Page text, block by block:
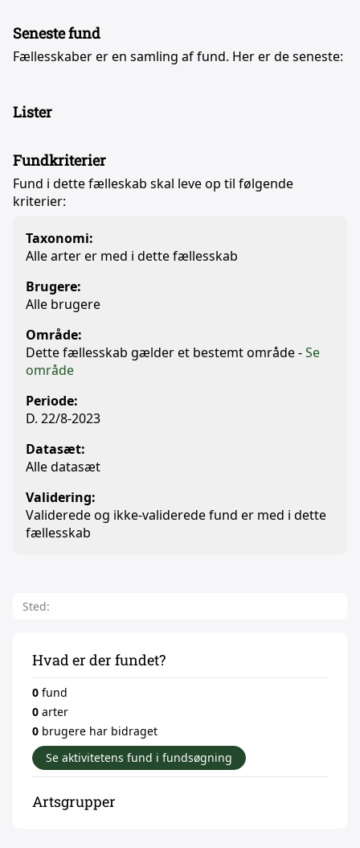
Seneste fund
Fællesskaber er en samling af fund. Her er de seneste:
Lister
Fundkriterier
Fund i dette fælleskab skal leve op til følgende
kriterier:
Taxonomi:
Alle arter er med i dette fællesskab
Brugere:
Alle brugere
Område:
Dette fællesskab gælder et bestemt område -Se
område
Periode:
D. 22/8-2023
Datasæt:
Alle datasæt
Validering:
Validerede og ikke-validerede fund er med i dette
fællesskab
Sted:
Hvad er der fundet?
0 fund
0 arter
0 brugere har bidraget
Se aktivitetens fund i fundsøgning
Artsgrupper